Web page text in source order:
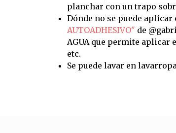
planchar con un trapo
Dónde no se puede
AUTOADHESIVO" de
AGUA que permite aplicar
etc.
Se puede lavar en